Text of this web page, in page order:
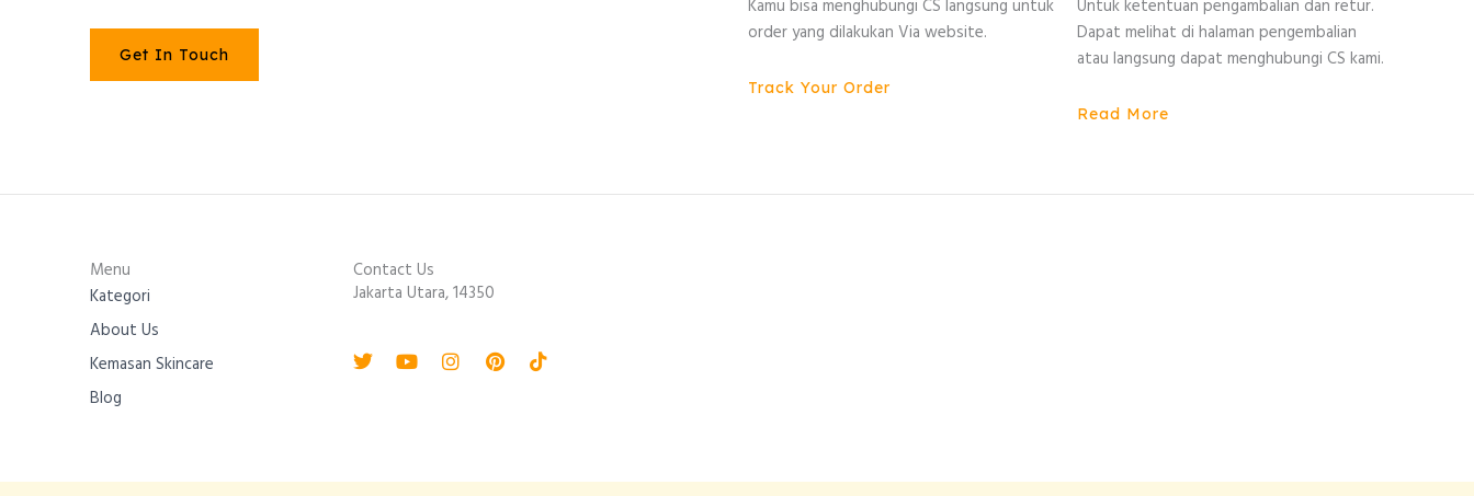
Get In Touch
Kamu bisa menghubungi CS langsung untuk
order yang dilakukan Via website.
Track Your Order
Untuk ketentuan pengambalian dan retur.
Dapat melihat di halaman pengembalian
atau langsung dapat menghubungi CS kami.
Read More
Menu
Kategori
About Us
Kemasan Skincare
Blog
Contact Us
Jakarta Utara, 14350
InstagramPinterestTiktok